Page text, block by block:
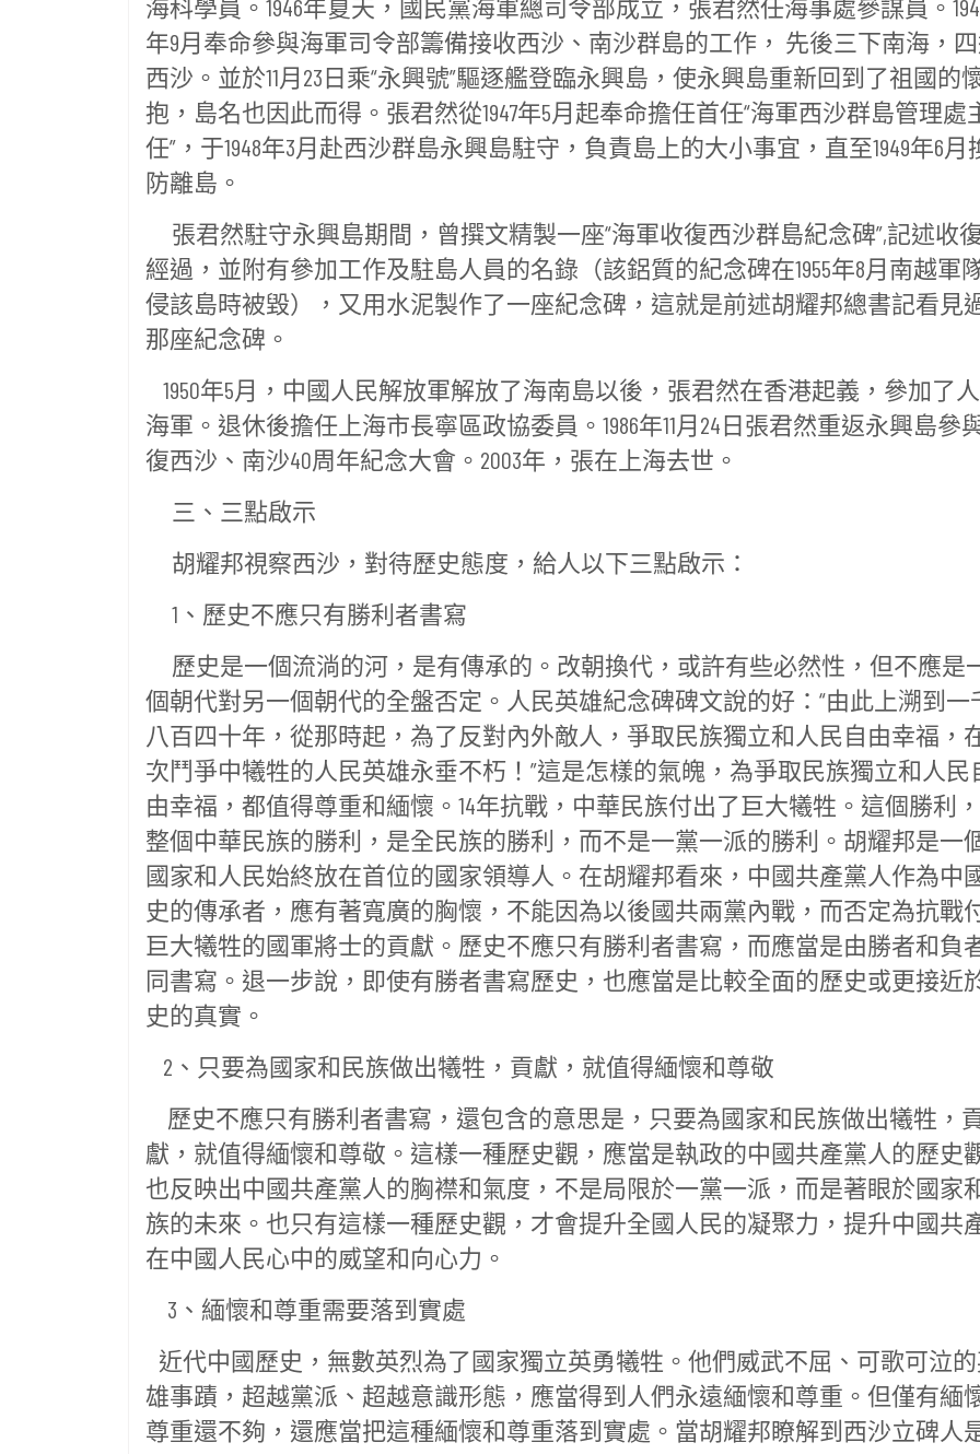
海科學員。1946年夏天，國民黨海軍總司令部成立，張君然任海事處參謀員。
年9月奉命參與海軍司令部籌備接收西沙、南沙群島的工作， 先後三下南海，
西沙。並於11月23日乘“永興號”驅逐艦登臨永興島，使永興島重新回到了祖國的
抱，島名也因此而得。張君然從1947年5月起奉命擔任首任“海軍西沙群島管理處
任”，于1948年3月赴西沙群島永興島駐守，負責島上的大小事宜，直至1949年6月
防離島。
張君然駐守永興島期間，曾撰文精製一座“海軍收復西沙群島紀念碑”,記述收
經過，並附有參加工作及駐島人員的名錄（該鋁質的紀念碑在1955年8月南越軍
侵該島時被毀），又用水泥製作了一座紀念碑，這就是前述胡耀邦總書記看見
那座紀念碑。
1950年5月，中國人民解放軍解放了海南島以後，張君然在香港起義，參加了
海軍。退休後擔任上海市長寧區政協委員。1986年11月24日張君然重返永興島參
復西沙、南沙40周年紀念大會。2003年，張在上海去世。
三、三點啟示
胡耀邦視察西沙，對待歷史態度，給人以下三點啟示：
1、歷史不應只有勝利者書寫
歷史是一個流淌的河，是有傳承的。改朝換代，或許有些必然性，但不應是
個朝代對另一個朝代的全盤否定。人民英雄紀念碑碑文說的好：“由此上溯到一
八百四十年，從那時起，為了反對內外敵人，爭取民族獨立和人民自由幸福，
次鬥爭中犧牲的人民英雄永垂不朽！”這是怎樣的氣魄，為爭取民族獨立和人民
由幸福，都值得尊重和緬懷。14年抗戰，中華民族付出了巨大犧牲。這個勝利
整個中華民族的勝利，是全民族的勝利，而不是一黨一派的勝利。胡耀邦是一
國家和人民始終放在首位的國家領導人。在胡耀邦看來，中國共產黨人作為中
史的傳承者，應有著寬廣的胸懷，不能因為以後國共兩黨內戰，而否定為抗戰
巨大犧牲的國軍將士的貢獻。歷史不應只有勝利者書寫，而應當是由勝者和負
同書寫。退一步說，即使有勝者書寫歷史，也應當是比較全面的歷史或更接近
史的真實。
2、只要為國家和民族做出犧牲，貢獻，就值得緬懷和尊敬
歷史不應只有勝利者書寫，還包含的意思是，只要為國家和民族做出犧牲，
獻，就值得緬懷和尊敬。這樣一種歷史觀，應當是執政的中國共產黨人的歷史
也反映出中國共產黨人的胸襟和氣度，不是局限於一黨一派，而是著眼於國家
族的未來。也只有這樣一種歷史觀，才會提升全國人民的凝聚力，提升中國共
在中國人民心中的威望和向心力。
3、緬懷和尊重需要落到實處
近代中國歷史，無數英烈為了國家獨立英勇犧牲。他們威武不屈、可歌可泣
雄事蹟，超越黨派、超越意識形態，應當得到人們永遠緬懷和尊重。但僅有緬
尊重還不夠，還應當把這種緬懷和尊重落到實處。當胡耀邦瞭解到西沙立碑人